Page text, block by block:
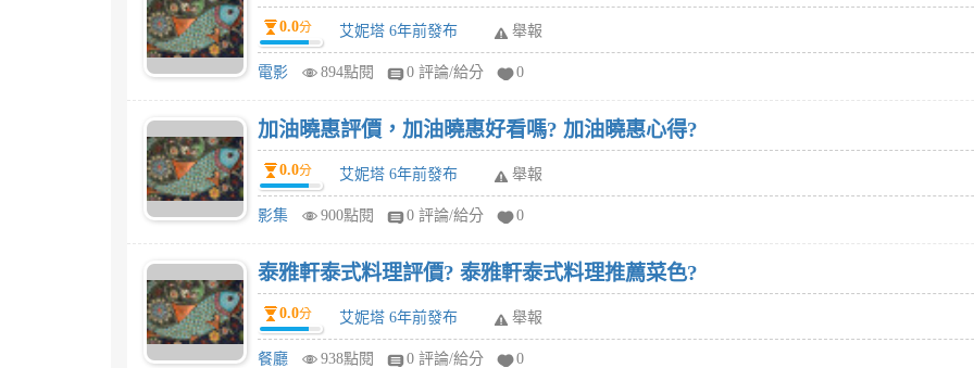
0.0分 艾妮塔 6年前發布 舉報
電影 894點閱 0 評論/給分 0
加油曉惠評價，加油曉惠好看嗎? 加油曉惠心得?
0.0分 艾妮塔 6年前發布 舉報
影集 900點閱 0 評論/給分 0
泰雅軒泰式料理評價? 泰雅軒泰式料理推薦菜色?
0.0分 艾妮塔 6年前發布 舉報
餐廳 938點閱 0 評論/給分 0